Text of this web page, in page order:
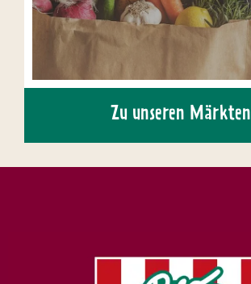
Zu unseren Märkten